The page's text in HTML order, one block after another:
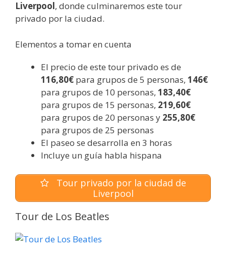
Liverpool, donde culminaremos este tour
privado por la ciudad.
Elementos a tomar en cuenta
El precio de este tour privado es de
116,80€ para grupos de 5 personas, 146€
para grupos de 10 personas, 183,40€
para grupos de 15 personas, 219,60€
para grupos de 20 personas y 255,80€
para grupos de 25 personas
El paseo se desarrolla en 3 horas
Incluye un guía habla hispana
Tour privado por la ciudad de
Liverpool
Tour de Los Beatles